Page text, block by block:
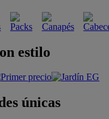
estilo
únicas